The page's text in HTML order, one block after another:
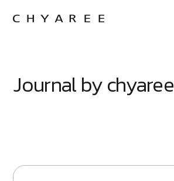
Journal by chyaree